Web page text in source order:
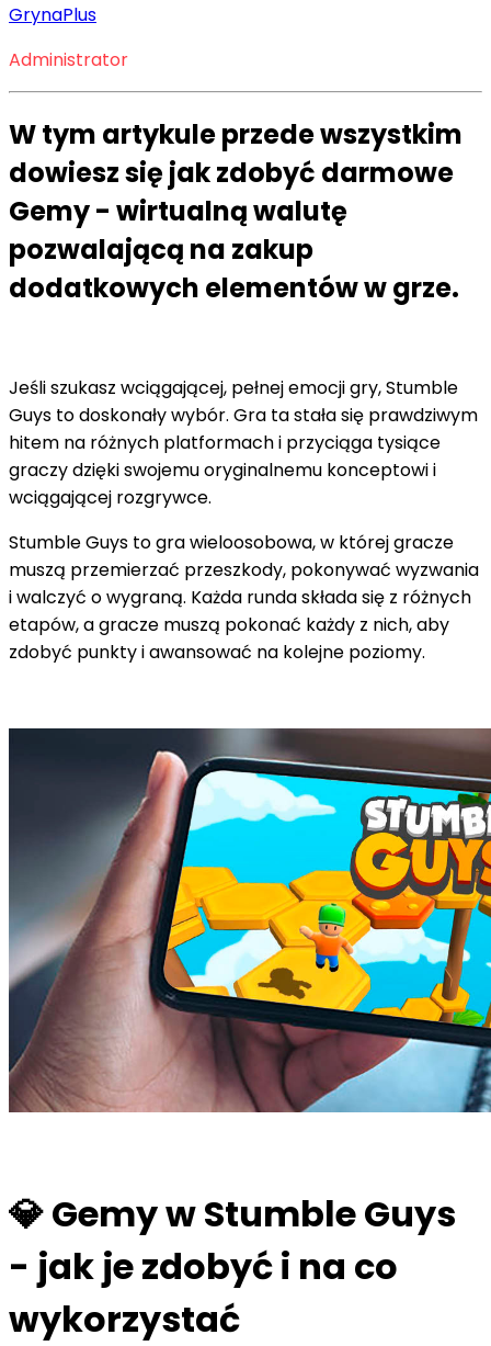
GrynaPlus
Administrator
W tym artykule przede wszystkim
dowiesz się jak zdobyć darmowe
Gemy - wirtualną walutę
pozwalającą na zakup
dodatkowych elementów w grze.
Jeśli szukasz wciągającej, pełnej emocji gry, Stumble
Guys to doskonały wybór. Gra ta stała się prawdziwym
hitem na różnych platformach i przyciąga tysiące
graczy dzięki swojemu oryginalnemu konceptowi i
wciągającej rozgrywce.
Stumble Guys to gra wieloosobowa, w której gracze
muszą przemierzać przeszkody, pokonywać wyzwania
i walczyć o wygraną. Każda runda składa się z różnych
etapów, a gracze muszą pokonać każdy z nich, aby
zdobyć punkty i awansować na kolejne poziomy.
💎Gemy w Stumble Guys
- jak je zdobyć i na co
wykorzystać